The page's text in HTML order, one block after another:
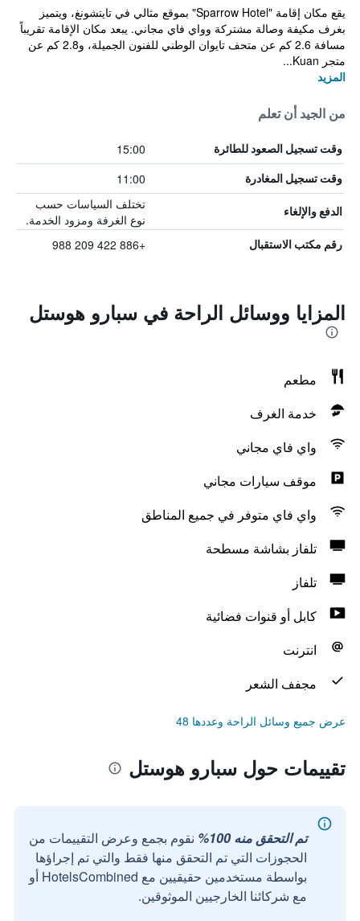
يقع مكان إقامة "Sparrow Hotel" بموقع مثالي في تايتشونغ، ويتميز
بغرف مكيفة وصالة مشتركة وواي فاي مجاني. يبعد مكان الإقامة تقريباً
مسافة 2.6 كم عن متحف تايوان الوطني للفنون الجميلة، و2.8 كم عن
متجر Kuan...
المزيد
من الجيد أن تعلم
وقت تسجيل الصعود للطائرة 15:00
وقت تسجيل المغادرة 11:00
الدفع والإلغاء
تختلف السياسات حسب
نوع الغرفة ومزود الخدمة.
رقم مكتب الاستقبال +886 422 209 988
المزايا ووسائل الراحة في سبارو هوستل
مطعم
خدمة الغرف
واي فاي مجاني
موقف سيارات مجاني
واي فاي متوفر في جميع المناطق
تلفاز بشاشة مسطحة
تلفاز
كابل أو قنوات فضائية
انترنت
مجفف الشعر
عرض جميع وسائل الراحة وعددها 48
تقييمات حول سبارو هوستل
تم التحقق منه 100%
نقوم بجمع وعرض التقييمات من
الحجوزات التي تم التحقق منها فقط والتي تم إجراؤها
بواسطة مستخدمين حقيقيين مع HotelsCombined أو
مع شركائنا الخارجيين الموثوقين.